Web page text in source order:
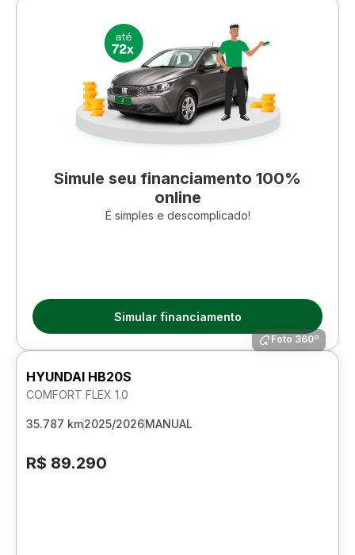
Simule seu financiamento 100%
online
É simples e descomplicado!
Simular financiamento
Foto 360º
HYUNDAI HB20S
COMFORT FLEX 1.0
35.787 km2025/2026MANUAL
R$ 89.290